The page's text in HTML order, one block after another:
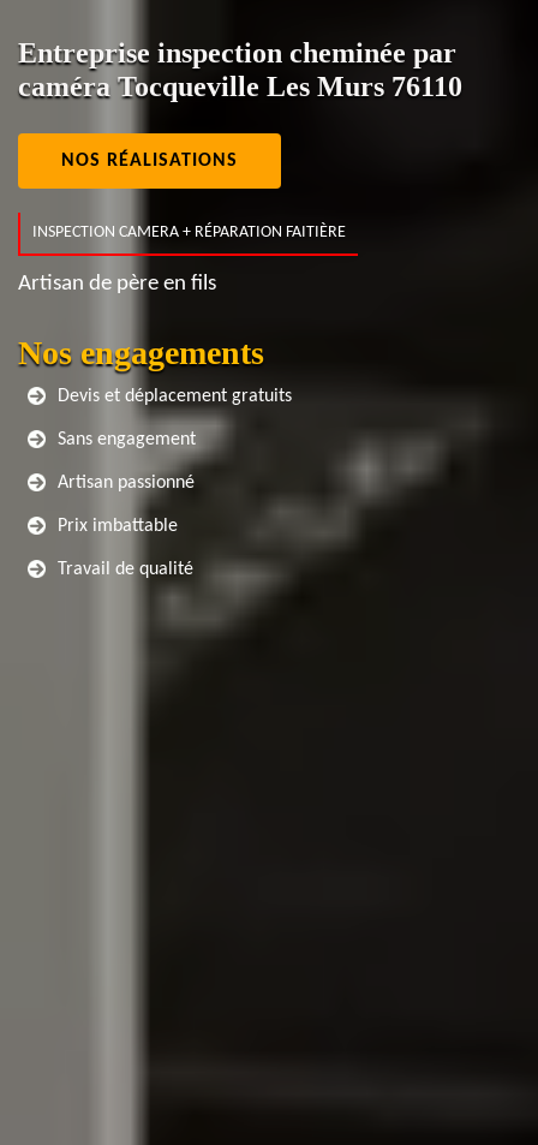
Entreprise inspection cheminée par
caméra Tocqueville Les Murs 76110
NOS RÉALISATIONS
INSPECTION CAMERA + RÉPARATION FAITIÈRE
Artisan de père en fils
Nos engagements
Devis et déplacement gratuits
Sans engagement
Artisan passionné
Prix imbattable
Travail de qualité